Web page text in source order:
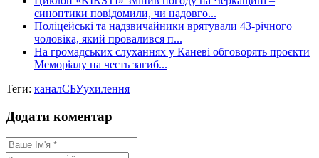
синоптики повідомили, чи надовго...
Поліцейські та надзвичайники врятували 43-річного
чоловіка, який провалився п...
На громадських слуханнях у Каневі обговорять проєкти
Меморіалу на честь загиб...
Теги: каналСБУухилення
Додати коментар